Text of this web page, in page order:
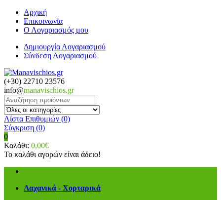
Αρχική
Επικοινωνία
Ο Λογαριασμός μου
Δημιουργία Λογαριασμού
Σύνδεση Λογαριασμού
(+30) 22710 23576
info@manavischios.gr
Λίστα Επιθυμιών (0)
Σύγκριση (0)
0
Καλάθι: 0,00€
Το καλάθι αγορών είναι άδειο!
Λαχανικά - Χορταρικά